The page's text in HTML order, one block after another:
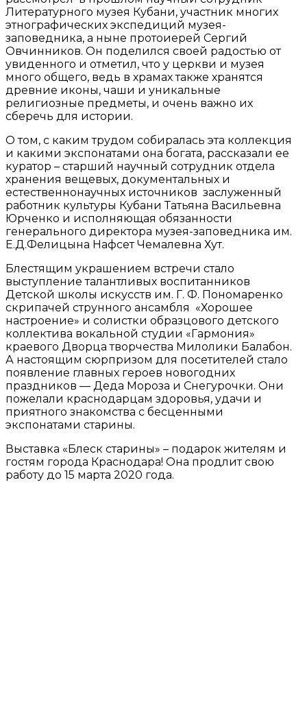
Литературного музея Кубани, участник многих
этнографических экспедиций музея-
заповедника, а ныне протоиерей Сергий
Овчинников. Он поделился своей радостью от
увиденного и отметил, что у церкви и музея
много общего, ведь в храмах также хранятся
древние иконы, чаши и уникальные
религиозные предметы, и очень важно их
сберечь для истории.
О том, с каким трудом собиралась эта коллекция
и какими экспонатами она богата, рассказали ее
куратор – старший научный сотрудник отдела
хранения вещевых, документальных и
естественнонаучных источников заслуженный
работник культуры Кубани Татьяна Васильевна
Юрченко и исполняющая обязанности
генерального директора музея-заповедника им.
Е.Д.Фелицына Нафсет Чемалевна Хут.
Блестящим украшением встречи стало
выступление талантливых воспитанников
Детской школы искусств им. Г. Ф. Пономаренко
скрипачей струнного ансамбля «Хорошее
настроение» и солистки образцового детского
коллектива вокальной студии «Гармония»
краевого Дворца творчества Милолики Балабон.
А настоящим сюрпризом для посетителей стало
появление главных героев новогодних
праздников — Деда Мороза и Снегурочки. Они
пожелали краснодарцам здоровья, удачи и
приятного знакомства с бесценными
экспонатами старины.
Выставка «Блеск старины» – подарок жителям и
гостям города Краснодара! Она продлит свою
работу до 15 марта 2020 года.